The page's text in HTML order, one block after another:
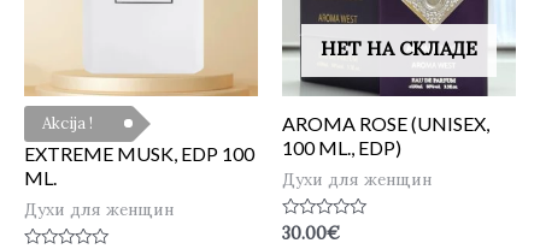
Akcija !
EXTREME MUSK, EDP 100
ML.
Духи для женщин
НЕТ НА СКЛАДЕ
AROMA ROSE (UNISEX,
100 ML., EDP)
Духи для женщин
Оценка
30.00€